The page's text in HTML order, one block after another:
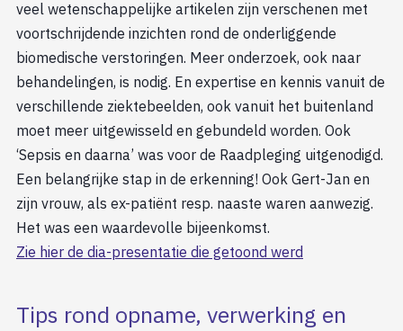
veel wetenschappelijke artikelen zijn verschenen met
voortschrijdende inzichten rond de onderliggende
biomedische verstoringen. Meer onderzoek, ook naar
behandelingen, is nodig. En expertise en kennis vanuit de
verschillende ziektebeelden, ook vanuit het buitenland
moet meer uitgewisseld en gebundeld worden. Ook
‘Sepsis en daarna’ was voor de Raadpleging uitgenodigd.
Een belangrijke stap in de erkenning! Ook Gert-Jan en
zijn vrouw, als ex-patiënt resp. naaste waren aanwezig.
Het was een waardevolle bijeenkomst.
Zie hier de dia-presentatie die getoond werd
Tips rond opname, verwerking en